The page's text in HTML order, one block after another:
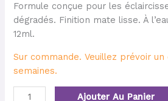
Formule conçue pour les
dégradés. Finition mate lisse. À
12ml.
Sur commande. Veuillez prévoir un
semaines.
Ajouter Au Panier